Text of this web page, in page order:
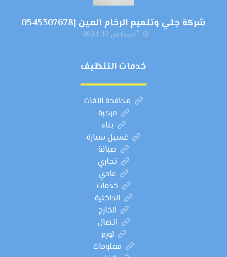
شركة جلي وتلميع الرخام العين |0545307678
أغسطس 10, 2024
خدمات التنظيف
مكافحة الآفات
مركبة
بناء
غسيل سيارة
صيانة
تجاري
عادي
خدمات
الداخلية
الخارج
اتصال
لورم
معلومات